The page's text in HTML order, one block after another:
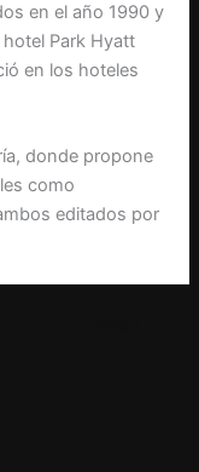
en el año 1990 y
Park Hyatt
en los hoteles
donde propone
como
editados por